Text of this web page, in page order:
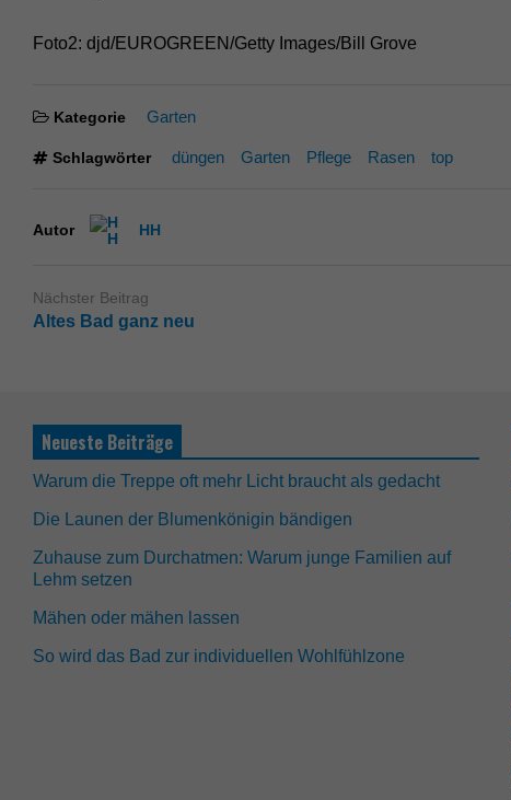
Foto2: djd/EUROGREEN/Getty Images/Bill Grove
Kategorie Garten
Schlagwörter düngen Garten Pflege Rasen top
Autor HH
Nächster Beitrag
Altes Bad ganz neu
Neueste Beiträge
Warum die Treppe oft mehr Licht braucht als gedacht
Die Launen der Blumenkönigin bändigen
Zuhause zum Durchatmen: Warum junge Familien auf
Lehm setzen
Mähen oder mähen lassen
So wird das Bad zur individuellen Wohlfühlzone